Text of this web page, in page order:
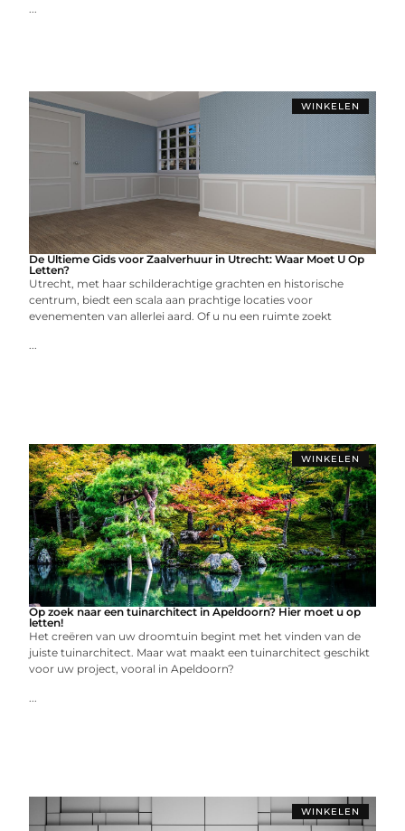
...
WINKELEN
De Ultieme Gids voor Zaalverhuur in Utrecht: Waar Moet U Op
Letten?
Utrecht, met haar schilderachtige grachten en historische
centrum, biedt een scala aan prachtige locaties voor
evenementen van allerlei aard. Of u nu een ruimte zoekt
...
WINKELEN
Op zoek naar een tuinarchitect in Apeldoorn? Hier moet u op
letten!
Het creëren van uw droomtuin begint met het vinden van de
juiste tuinarchitect. Maar wat maakt een tuinarchitect geschikt
voor uw project, vooral in Apeldoorn?
...
WINKELEN